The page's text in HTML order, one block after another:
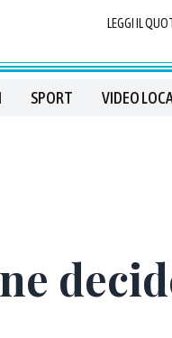
LEGGI IL
SPORT VIDEO